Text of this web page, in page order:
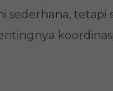
sederhana,